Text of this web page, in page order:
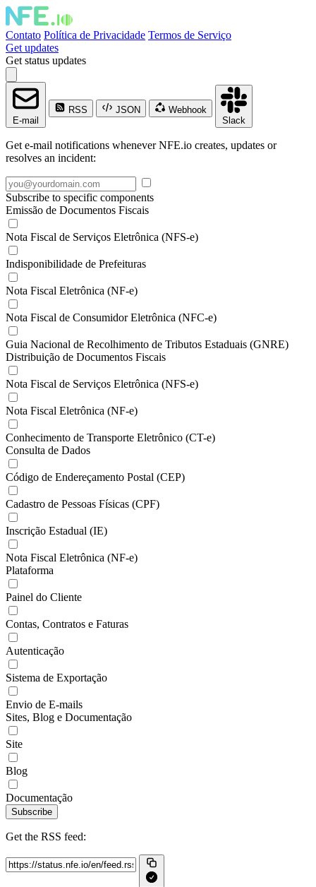
Contato Política de Privacidade Termos de Serviço
Get updates
Get status updates
E-mail
RSS JSON
Webhook
Slack
Get e-mail notifications whenever NFE.io creates, updates or
resolves an incident:
Subscribe to specific components
Emissão de Documentos Fiscais
Nota Fiscal de Serviços Eletrônica (NFS-e)
Indisponibilidade de Prefeituras
Nota Fiscal Eletrônica (NF-e)
Nota Fiscal de Consumidor Eletrônica (NFC-e)
Guia Nacional de Recolhimento de Tributos Estaduais (GNRE)
Distribuição de Documentos Fiscais
Nota Fiscal de Serviços Eletrônica (NFS-e)
Nota Fiscal Eletrônica (NF-e)
Conhecimento de Transporte Eletrônico (CT-e)
Consulta de Dados
Código de Endereçamento Postal (CEP)
Cadastro de Pessoas Físicas (CPF)
Inscrição Estadual (IE)
Nota Fiscal Eletrônica (NF-e)
Plataforma
Painel do Cliente
Contas, Contratos e Faturas
Autenticação
Sistema de Exportação
Envio de E-mails
Sites, Blog e Documentação
Site
Blog
Documentação
Subscribe
Get the RSS feed: